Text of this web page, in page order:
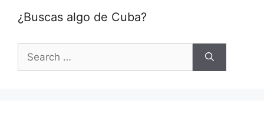
¿Buscas algo de Cuba?
for: